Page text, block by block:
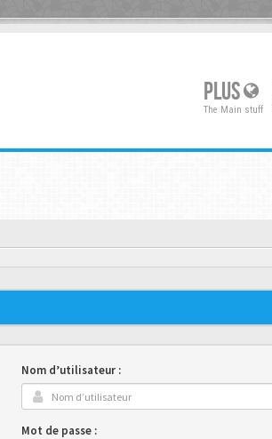
PLUS
The Main stuff
Nom d’utilisateur :
Mot de passe :